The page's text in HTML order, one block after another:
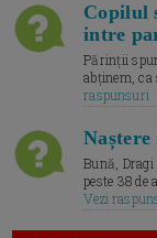
Copilul
intre
Părinții
abținem, ca
raspunsuri
Bună,
peste 38 de
Vezi